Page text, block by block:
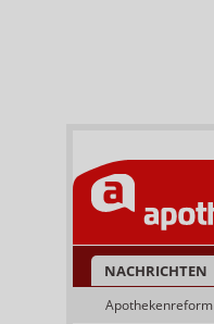
NACHRICHTEN
Apothekenreform